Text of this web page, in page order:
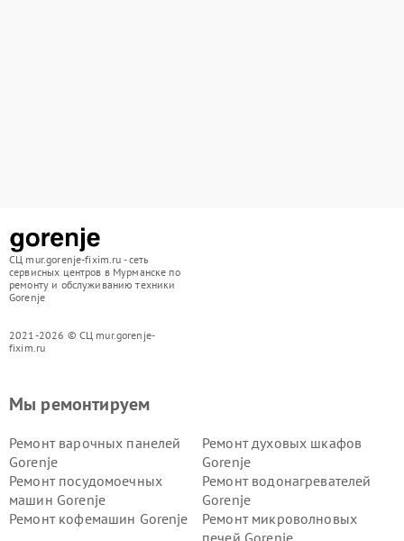
СЦ mur.gorenje-fixim.ru - сеть
сервисных центров в Мурманске по
ремонту и обслуживанию техники
Gorenje
2021-2026 © СЦ mur.gorenje-
fixim.ru
Мы ремонтируем
Ремонт варочных панелей
Gorenje
Ремонт духовых шкафов
Gorenje
Ремонт посудомоечных
машин Gorenje
Ремонт водонагревателей
Gorenje
Ремонт кофемашин Gorenje
Ремонт микроволновых
печей Gorenje